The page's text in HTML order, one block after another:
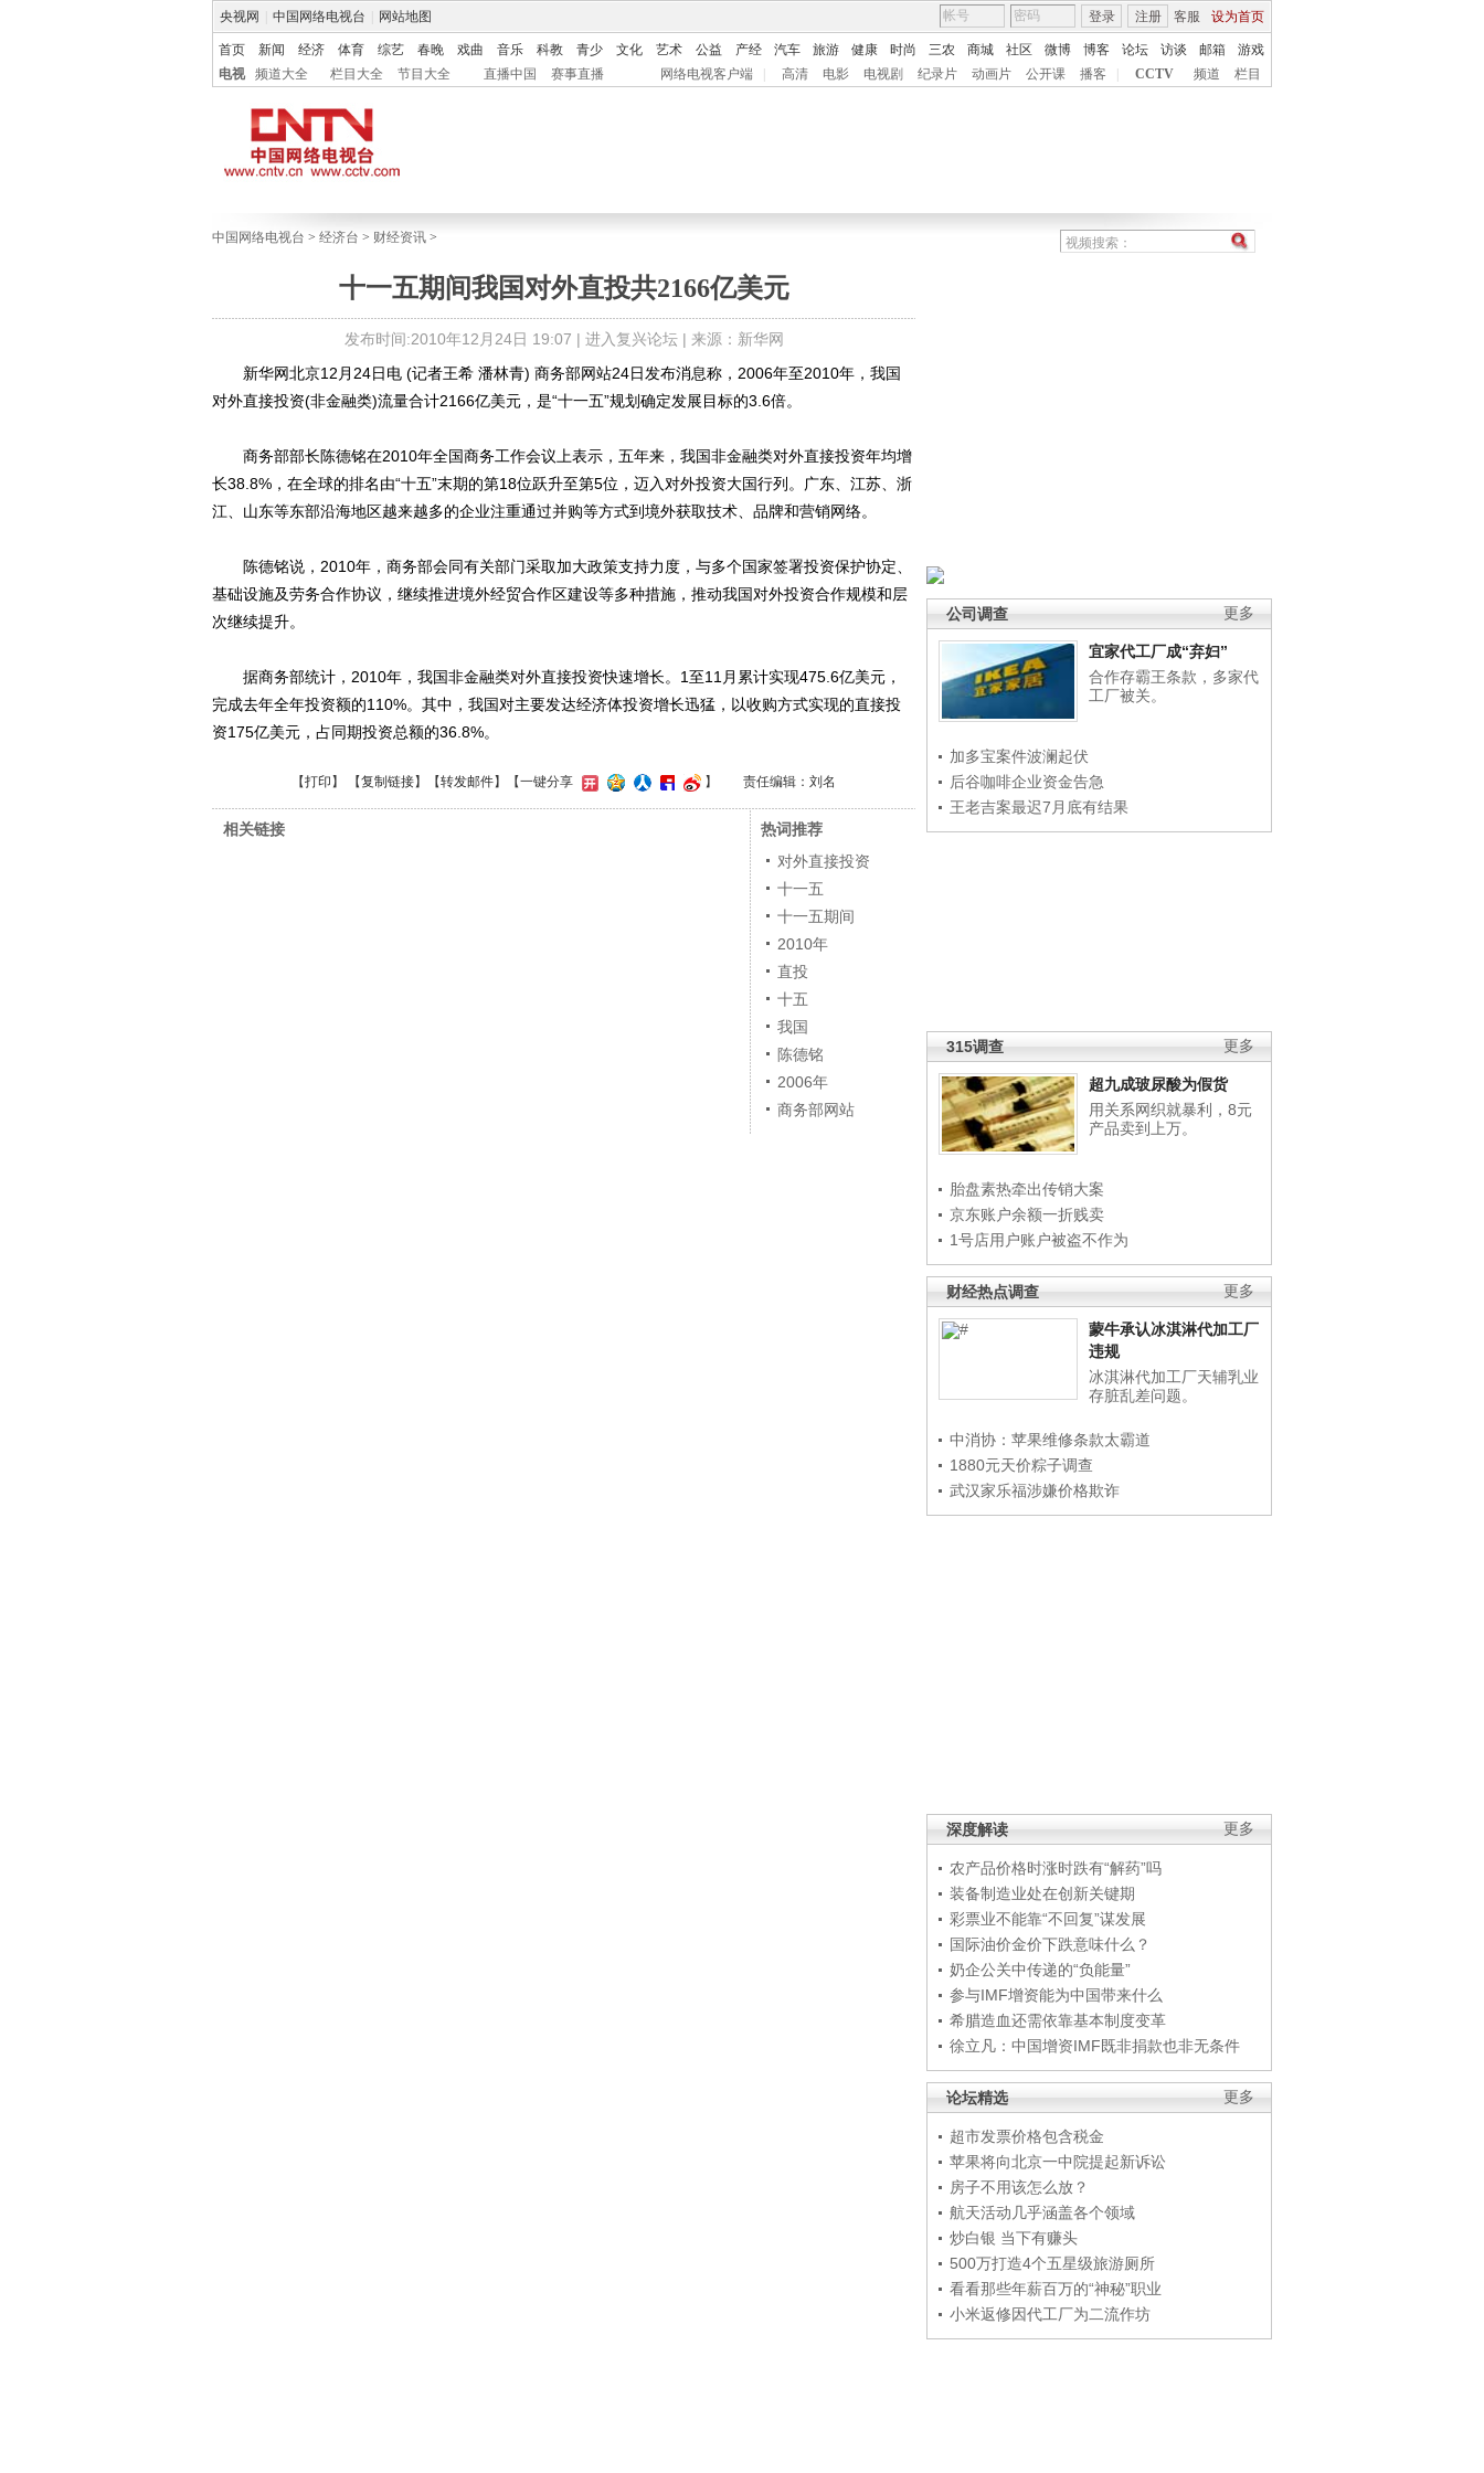
央视网 中国网络电视台 网站地图 客服 设为首页
登录 注册
首页 新闻 经济 体育 综艺 春晚 戏曲 音乐 科教 青少 文化 艺术 公益 产经 汽车 旅游 健康 时尚 三农 商城 社区 微博 博客 论坛 访谈 邮箱
游戏
电视
频道大全 栏目大全 节目大全 直播中国 赛事直播 网络电视客户端 高清 电影 电视剧 纪录片 动画片 公开课 播客 CCTV 频道 栏目
中国网络电视台 > 经济台 > 财经资讯 >
十一五期间我国对外直投共2166亿美元
发布时间:2010年12月24日 19:07 | 进入复兴论坛| 来源：新华网
更多
公司调查
宜家代工厂成“弃妇”
合作存霸王条款，多家代
工厂被关。
加多宝案件波澜起伏
后谷咖啡企业资金告急
王老吉案最迟7月底有结果
更多
315调查
超九成玻尿酸为假货
用关系网织就暴利，8元
产品卖到上万。
胎盘素热牵出传销大案
京东账户余额一折贱卖
1号店用户账户被盗不作为
更多
财经热点调查
蒙牛承认冰淇淋代加工厂
违规
冰淇淋代加工厂天辅乳业
存脏乱差问题。
中消协：苹果维修条款太霸道
1880元天价粽子调查
武汉家乐福涉嫌价格欺诈
更多
深度解读
农产品价格时涨时跌有“解药”吗
装备制造业处在创新关键期
彩票业不能靠“不回复”谋发展
国际油价金价下跌意味什么？
奶企公关中传递的“负能量”
参与IMF增资能为中国带来什么
希腊造血还需依靠基本制度变革
徐立凡：中国增资IMF既非捐款也非无条件
更多
论坛精选
超市发票价格包含税金
苹果将向北京一中院提起新诉讼
房子不用该怎么放？
航天活动几乎涵盖各个领域
炒白银 当下有赚头
500万打造4个五星级旅游厕所
看看那些年薪百万的“神秘”职业
小米返修因代工厂为二流作坊
新华网北京12月24日电 (记者王希 潘林青) 商务部网站24日发布消息称，2006年至2010年，我国
对外直接投资(非金融类)流量合计2166亿美元，是“十一五”规划确定发展目标的3.6倍。
商务部部长陈德铭在2010年全国商务工作会议上表示，五年来，我国非金融类对外直接投资年均增
长38.8%，在全球的排名由“十五”末期的第18位跃升至第5位，迈入对外投资大国行列。广东、江苏、浙
江、山东等东部沿海地区越来越多的企业注重通过并购等方式到境外获取技术、品牌和营销网络。
陈德铭说，2010年，商务部会同有关部门采取加大政策支持力度，与多个国家签署投资保护协定、
基础设施及劳务合作协议，继续推进境外经贸合作区建设等多种措施，推动我国对外投资合作规模和层
次继续提升。
据商务部统计，2010年，我国非金融类对外直接投资快速增长。1至11月累计实现475.6亿美元，
完成去年全年投资额的110%。其中，我国对主要发达经济体投资增长迅猛，以收购方式实现的直接投
资175亿美元，占同期投资总额的36.8%。
【打印 】 【复制链接】【转发邮件】 【一键分享 】 责任编辑：刘名
相关链接
热词推荐
对外直接投资
十一五
十一五期间
2010年
直投
十五
我国
陈德铭
2006年
商务部网站